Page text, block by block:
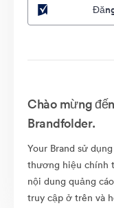
Chào mừng
Brandfolder.
Your Brand sử
thương hiệu chính
nội dung quảng
truy cập ở trên và